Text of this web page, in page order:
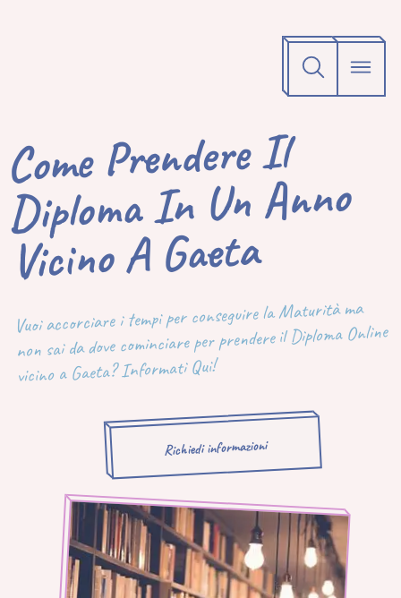
Come Prendere Il
Diploma In Un Anno
Vicino A Gaeta
Vuoi accorciare i tempi per conseguire la Maturità ma
non sai da dove cominciare per prendere il Diploma Online
vicino a Gaeta? Informati Qui!
Richiedi informazioni